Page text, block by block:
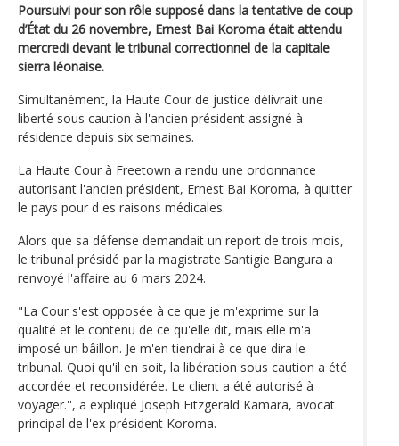
Poursuivi pour son rôle supposé dans la tentative de coup
d’État du 26 novembre, Ernest Bai Koroma était attendu
mercredi devant le tribunal correctionnel de la capitale
sierra léonaise.
Simultanément, la Haute Cour de justice délivrait une
liberté sous caution à l'ancien président assigné à
résidence depuis six semaines.
La Haute Cour à Freetown a rendu une ordonnance
autorisant l'ancien président, Ernest Bai Koroma, à quitter
le pays pour d es raisons médicales.
Alors que sa défense demandait un report de trois mois,
le tribunal présidé par la magistrate Santigie Bangura a
renvoyé l'affaire au 6 mars 2024.
"La Cour s'est opposée à ce que je m'exprime sur la
qualité et le contenu de ce qu'elle dit, mais elle m'a
imposé un bâillon. Je m'en tiendrai à ce que dira le
tribunal. Quoi qu'il en soit, la libération sous caution a été
accordée et reconsidérée. Le client a été autorisé à
voyager.'', a expliqué Joseph Fitzgerald Kamara, avocat
principal de l'ex-président Koroma.